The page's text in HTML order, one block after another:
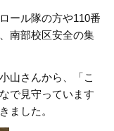
ール隊の方や110番
南部校区安全の集
山さんから、「こ
で見守っています
ました。